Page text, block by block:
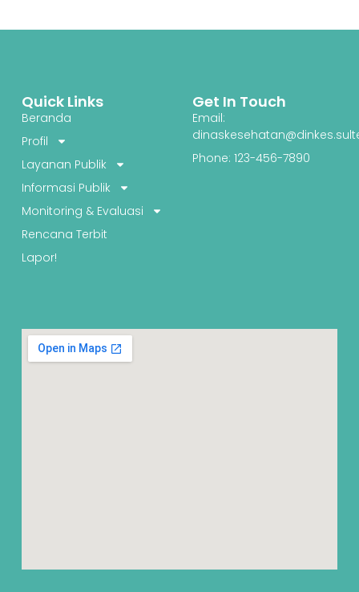
Quick Links
Beranda
Profil
Layanan Publik
Informasi Publik
Monitoring & Evaluasi
Rencana Terbit
Lapor!
Get In Touch
Email:
Phone: 123-456-7890